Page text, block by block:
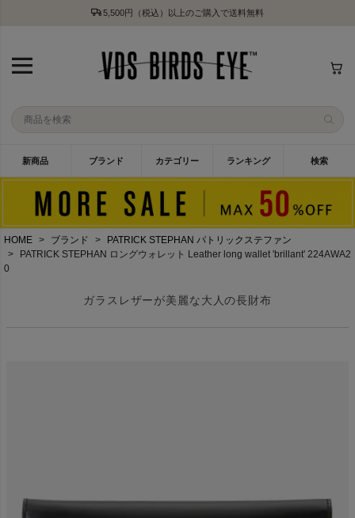
5,500円（税込）以上のご購入で送料無料
新商品 ブランド カテゴリー ランキング 検索
HOME ブランド
PATRICK STEPHAN パトリックステファン
PATRICK STEPHAN ロングウォレット Leather long wallet 'brillant' 224AWA2
0
ガラスレザーが美麗な大人の長財布